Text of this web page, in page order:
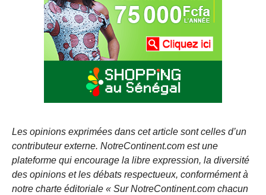
Les opinions exprimées dans cet article sont celles d’un
contributeur externe. NotreContinent.com est une
plateforme qui encourage la libre expression, la diversité
des opinions et les débats respectueux, conformément à
notre charte éditoriale « Sur NotreContinent.com chacun